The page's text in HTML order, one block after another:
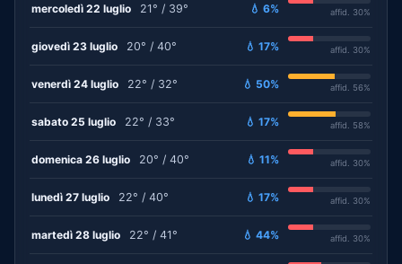
mercoledì 22 luglio 21° / 39° 💧 6% affid. 30%
giovedì 23 luglio 20° / 40° 💧 17% affid. 30%
venerdì 24 luglio 22° / 32° 💧 50% affid. 56%
sabato 25 luglio 22° / 33° 💧 17% affid. 58%
domenica 26 luglio 20° / 40° 💧 11% affid. 30%
lunedì 27 luglio 22° / 40° 💧 17% affid. 30%
martedì 28 luglio 22° / 41° 💧 44% affid. 30%